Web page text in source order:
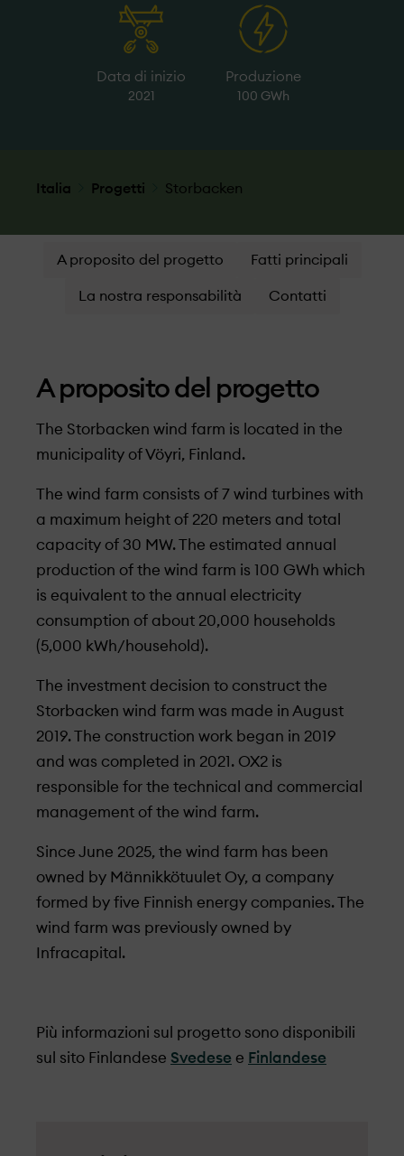
Data di inizio
2021
Produzione
100 GWh
Italia Progetti Storbacken
A proposito del progetto Fatti principali
La nostra responsabilità Contatti
A proposito del progetto
The Storbacken wind farm is located in the
municipality of Vöyri, Finland.
The wind farm consists of 7 wind turbines with
a maximum height of 220 meters and total
capacity of 30 MW. The estimated annual
production of the wind farm is 100 GWh which
is equivalent to the annual electricity
consumption of about 20,000 households
(5,000 kWh/household).
The investment decision to construct the
Storbacken wind farm was made in August
2019. The construction work began in 2019
and was completed in 2021. OX2 is
responsible for the technical and commercial
management of the wind farm.
Since June 2025, the wind farm has been
owned by Männikkötuulet Oy, a company
formed by five Finnish energy companies. The
wind farm was previously owned by
Infracapital.
Più informazioni sul progetto sono disponibili
sul sito Finlandese Svedese e Finlandese